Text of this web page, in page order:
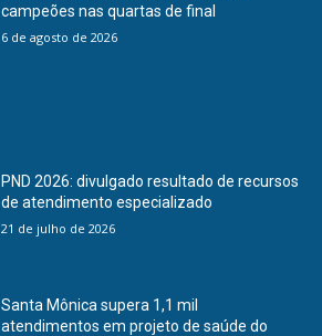
campeões nas quartas de final
6 de agosto de 2026
PND 2026: divulgado resultado de recursos
de atendimento especializado
21 de julho de 2026
Santa Mônica supera 1,1 mil
atendimentos em projeto de saúde do